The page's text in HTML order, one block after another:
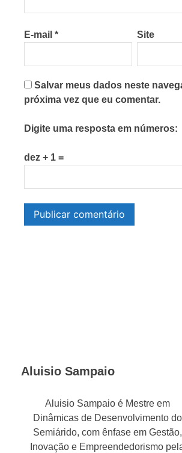
E-mail * Site
Salvar meus dados neste
próxima vez que eu comentar.
Digite uma resposta em números:
dez + 1 =
Aluisio Sampaio
Aluisio Sampaio é Mestre em
Dinâmicas de Desenvolvimento do
Semiárido, com ênfase em Gestão,
Inovação e Empreendedorismo